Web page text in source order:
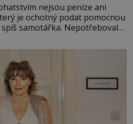
nejsou peníze ani
je ochotný podat pomocnou
samotářka. Nepotřebovala
Hned po studiích jsem